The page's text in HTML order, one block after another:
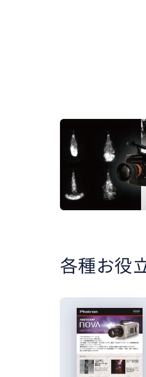
水素ガスエンジン
ット点火挙動の可視
燃焼 可視化
#副室乱流ジェット#水素ガスエン
#イメージインテンシファイア#I.I
各種お役